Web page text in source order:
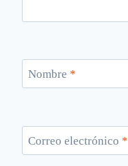
Nombre *
Correo electrónico *